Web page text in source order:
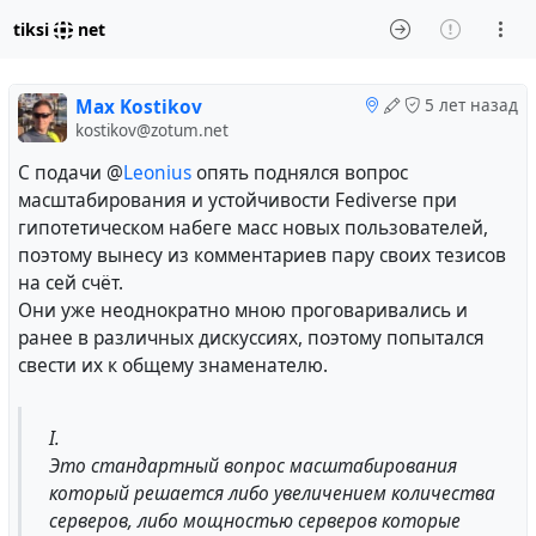
tiksi net
5 лет назад
Max Kostikov
kostikov@zotum.net
С подачи @Leoniusопять поднялся вопрос
масштабирования и устойчивости Fediverse при
гипотетическом набеге масс новых пользователей,
поэтому вынесу из комментариев пару своих тезисов
на сей счёт.
Они уже неоднократно мною проговаривались и
ранее в различных дискуссиях, поэтому попытался
свести их к общему знаменателю.
I.
Это стандартный вопрос масштабирования
который решается либо увеличением количества
серверов, либо мощностью серверов которые